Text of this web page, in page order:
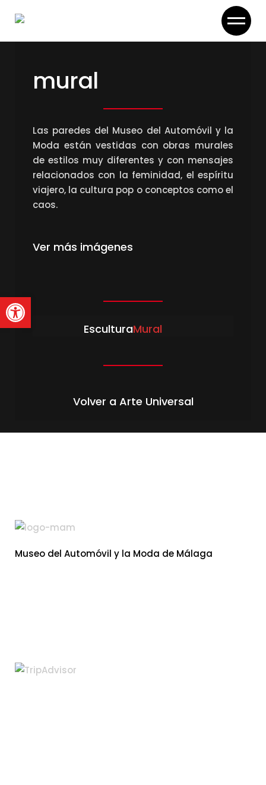
mural
Las paredes del Museo del Automóvil y la
Moda están vestidas con obras murales
de estilos muy diferentes y con mensajes
relacionados con la feminidad, el espíritu
viajero, la cultura pop o conceptos como el
caos.
Ver más imágenes
EsculturaMural
Volver a Arte Universal
Museo del Automóvil y la Moda de Málaga
Abrir barra de